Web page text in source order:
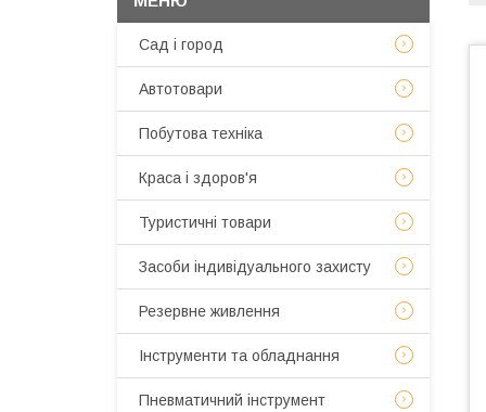
Сад і город
Автотовари
Побутова техніка
Краса і здоров'я
Туристичні товари
Засоби індивідуального захисту
Резервне живлення
Інструменти та обладнання
Пневматичний інструмент